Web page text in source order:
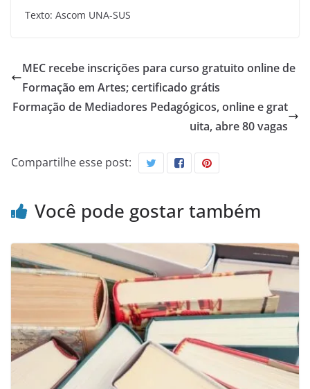
Texto: Ascom UNA-SUS
MEC recebe inscrições para curso gratuito online de
Formação em Artes; certificado grátis
Formação de Mediadores Pedagógicos, online e grat
uita, abre 80 vagas
Compartilhe esse post:
Você pode gostar também